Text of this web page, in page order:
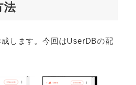
法
します。今回はUserDBの配